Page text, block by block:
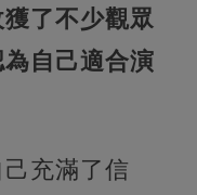
了不少觀眾
自己適合演
充滿了信